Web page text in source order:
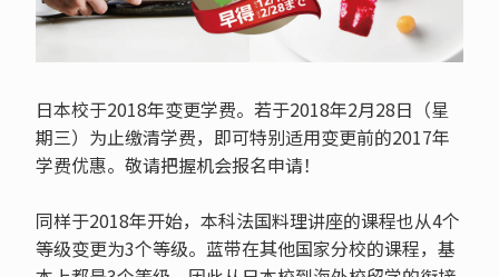
日本校于2018年变更学费。若于2018年2月28日（星
期三）为止缴清学费，即可特别适用变更前的2017年
学费优惠。敬请把握机会报名申请！
同样于2018年开始，本科法国料理讲座的课程也从4个
等级变更为3个等级。蓝带在其他国家分校的课程，基